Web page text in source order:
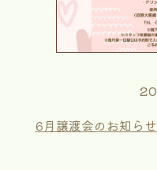
6月譲渡会のお知らせ